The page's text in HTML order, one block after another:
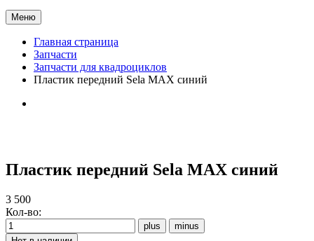
Меню
Главная страница
Запчасти
Запчасти для квадроциклов
Пластик передний Sela MAX синий
Пластик передний Sela MAX синий
3 500
Кол-во: